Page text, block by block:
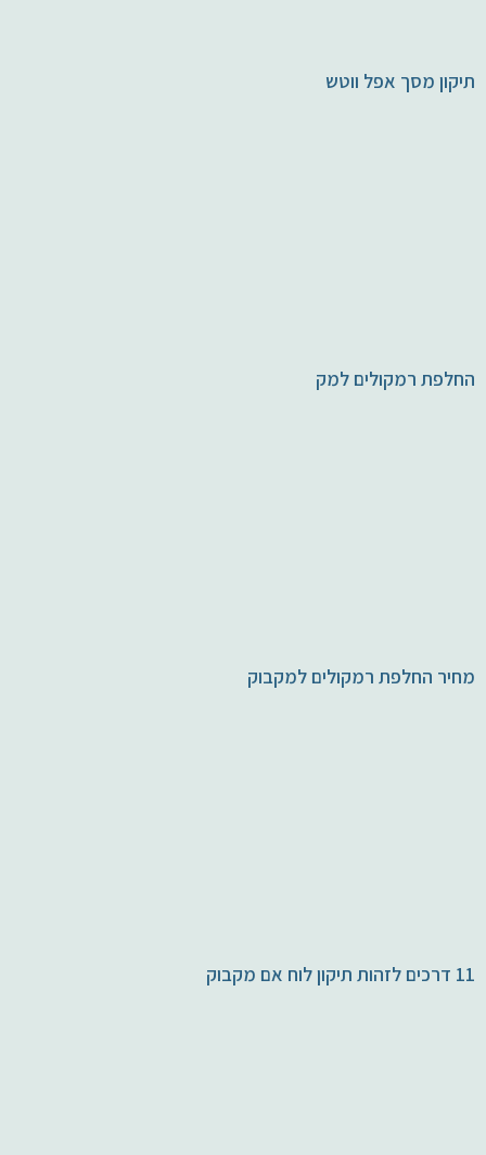
תיקון מסך אפל ווטש
החלפת רמקולים למק
מחיר החלפת רמקולים למקבוק
11 דרכים לזהות תיקון לוח אם מקבוק